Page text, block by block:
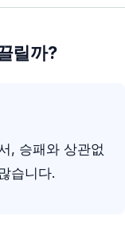
릴까?
, 승패와 상관없
습니다.